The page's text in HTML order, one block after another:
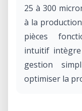
25 à 300
à la
pièces
intuitif
gestion
optimiser la